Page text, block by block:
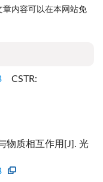
内容可以在本网站免
CSTR:
物质相互作用[J]. 光